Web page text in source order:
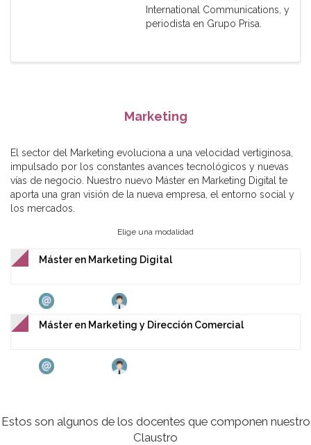
International Communications, y
periodista en Grupo Prisa.
Marketing
El sector del Marketing evoluciona a una velocidad vertiginosa,
impulsado por los constantes avances tecnológicos y nuevas
vías de negocio. Nuestro nuevo Máster en Marketing Digital te
aporta una gran visión de la nueva empresa, el entorno social y
los mercados.
Elige una modalidad
Máster en Marketing Digital
Máster en Marketing y Dirección Comercial
Estos son algunos de los docentes que componen nuestro
Claustro